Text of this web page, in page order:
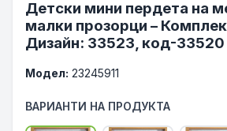
Детски мини пердета на
малки прозорци –
Дизайн: 33523, код-33520
Модел: 23245911
ВАРИАНТИ НА ПРОДУКТА